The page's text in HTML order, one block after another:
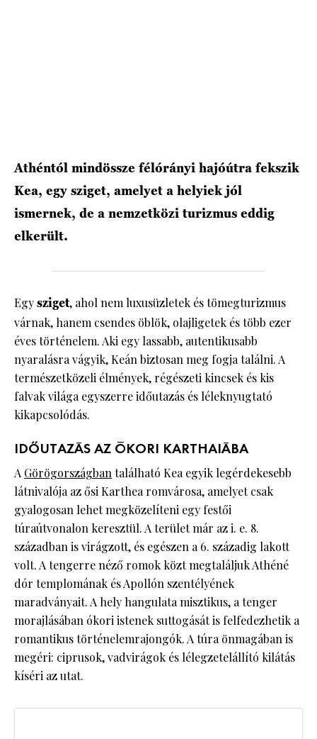
Athéntól mindössze félórányi hajóútra fekszik
Kea, egy sziget, amelyet a helyiek jól
ismernek, de a nemzetközi turizmus eddig
elkerült.
Egysziget, ahol nem luxusüzletek és tömegturizmus
várnak, hanem csendes öblök, olajligetek és több ezer
éves történelem. Aki egy lassabb, autentikusabb
nyaralásra vágyik, Keán biztosan meg fogja találni. A
természetközeli élmények, régészeti kincsek és kis
falvak világa egyszerre időutazás és léleknyugtató
kikapcsolódás.
IDŐUTAZÁS AZ ÓKORI KARTHAIÁBA
A Görögországbantalálható Kea egyik legérdekesebb
látnivalója az ősi Karthea romvárosa, amelyet csak
gyalogosan lehet megközelíteni egy festői
túraútvonalon keresztül. A terület már az i. e. 8.
században is virágzott, és egészen a 6. századig lakott
volt. A tengerre néző romok közt megtaláljuk Athéné
dór templomának és Apollón szentélyének
maradványait. A hely hangulata misztikus, a tenger
morajlásában ókori istenek suttogását is felfedezhetik a
romantikus történelemrajongók. A túra önmagában is
megéri: ciprusok, vadvirágok és lélegzetelállító kilátás
kíséri az utat.